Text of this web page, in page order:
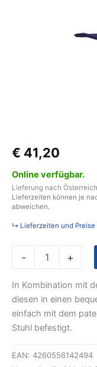
€ 41,20
Online verfügbar.
Lieferung nach
Lieferzeiten können je
abweichen.
↳ Lieferzeiten und
- +
In Kombination mit
diesen in einen
einfach mit dem
Stuhl befestigt.
EAN: 4260556142494